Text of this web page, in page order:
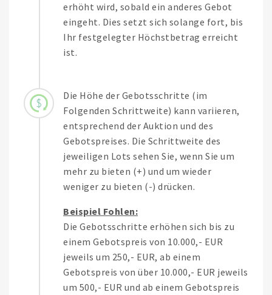
erhöht wird, sobald ein anderes Gebot
eingeht. Dies setzt sich solange fort, bis
Ihr festgelegter Höchstbetrag erreicht
ist.
Die Höhe der Gebotsschritte (im
Folgenden Schrittweite) kann variieren,
entsprechend der Auktion und des
Gebotspreises. Die Schrittweite des
jeweiligen Lots sehen Sie, wenn Sie um
mehr zu bieten (+) und um wieder
weniger zu bieten (-) drücken.
Beispiel Fohlen:
Die Gebotsschritte erhöhen sich bis zu
einem Gebotspreis von 10.000,- EUR
jeweils um 250,- EUR, ab einem
Gebotspreis von über 10.000,- EUR jeweils
um 500,- EUR und ab einem Gebotspreis